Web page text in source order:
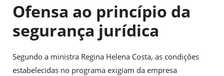
Ofensa ao princípio da
segurança jurídica
Segundo a ministra Regina Helena Costa, as condições
estabelecidas no programa exigiam da empresa